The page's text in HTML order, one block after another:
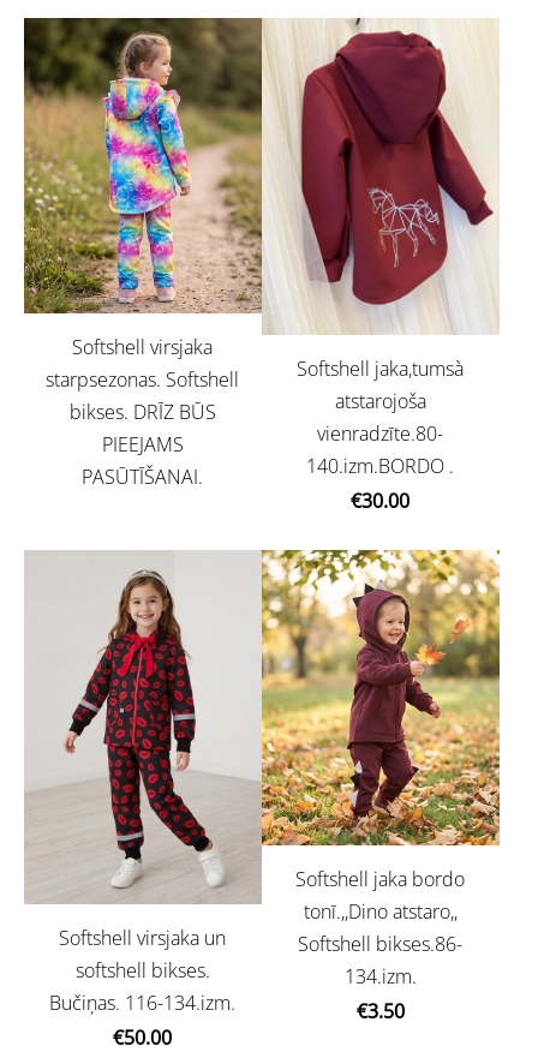
Softshell virsjaka
starpsezonas. Softshell
bikses. DRĪZ BŪS
PIEEJAMS
PASŪTĪŠANAI.
Softshell jaka,tumsà
atstarojoša
vienradzīte.80-
140.izm.BORDO .
€30.00
Softshell virsjaka un
softshell bikses.
Bučiņas. 116-134.izm.
€50.00
Softshell jaka bordo
tonī.,,Dino atstaro,,
Softshell bikses.86-
134.izm.
€3.50